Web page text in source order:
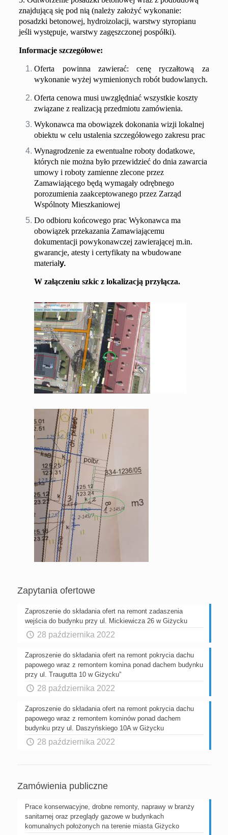
znajdującą się pod nią (należy założyć wykonanie:
posadzki betonowej, hydroizolacji, warstwy styropianu
jeśli występuje, warstwy zagęszczonej pospółki).
Informacje szczegółowe:
Oferta powinna zawierać: cenę ryczałtową za
wykonanie wyżej wymienionych robót budowlanych.
Oferta cenowa musi uwzględniać wszystkie koszty
związane z realizacją przedmiotu zamówienia.
Wykonawca ma obowiązek dokonania wizji lokalnej
obiektu w celu ustalenia szczegółowego zakresu prac
Wynagrodzenie za ewentualne roboty dodatkowe,
których nie można było przewidzieć do dnia zawarcia
umowy i roboty zamienne zlecone przez
Zamawiającego będą wymagały odrębnego
porozumienia zaakceptowanego przez Zarząd
Wspólnoty Mieszkaniowej
Do odbioru końcowego prac Wykonawca ma
obowiązek przekazania Zamawiającemu
dokumentacji powykonawczej zawierającej m.in.
gwarancje, atesty i certyfikaty na wbudowane
materiały.
Wzałączeniu szkic z lokalizacją przyłącza.
Zapytania ofertowe
Zaproszenie do składania ofert na remont zadaszenia
wejścia do budynku przy ul. Mickiewicza 26 w Giżycku
28 października 2022
Zaproszenie do składania ofert na remont pokrycia dachu
papowego wraz z remontem komina ponad dachem budynku
przy ul. Traugutta 10 w Giżycku”
28 października 2022
Zaproszenie do składania ofert na remont pokrycia dachu
papowego wraz z remontem kominów ponad dachem
budynku przy ul. Daszyńskiego 10A w Giżycku
28 października 2022
Zamówienia publiczne
Prace konserwacyjne, drobne remonty, naprawy w branży
sanitarnej oraz przeglądy gazowe w budynkach
komunalnych położonych na terenie miasta Giżycko